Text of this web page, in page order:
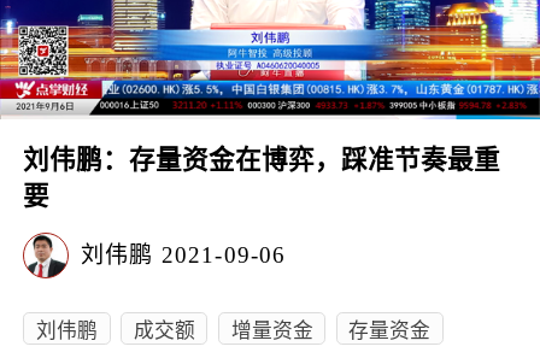
刘伟鹏：存量资金在博弈，踩准节奏最重
要
刘伟鹏 2021-09-06
刘伟鹏 成交额 增量资金
存量资金